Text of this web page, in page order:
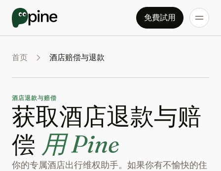
免費試用
首页 酒店赔偿与退款
酒店退款与赔偿
获取酒店退款与赔
偿 用 Pine
你的专属酒店出行维权助手。如果你有不愉快的住